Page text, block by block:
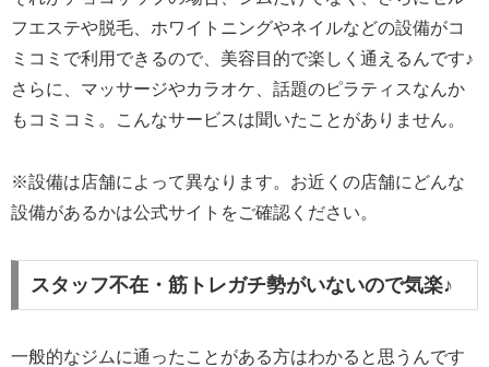
フエステや脱毛、ホワイトニングやネイルなどの設備がコ
ミコミで利用できるので、美容目的で楽しく通えるんです♪
さらに、マッサージやカラオケ、話題のピラティスなんか
もコミコミ。こんなサービスは聞いたことがありません。
※設備は店舗によって異なります。お近くの店舗にどんな
設備があるかは公式サイトをご確認ください。
スタッフ不在・筋トレガチ勢がいないので気楽♪
一般的なジムに通ったことがある方はわかると思うんです